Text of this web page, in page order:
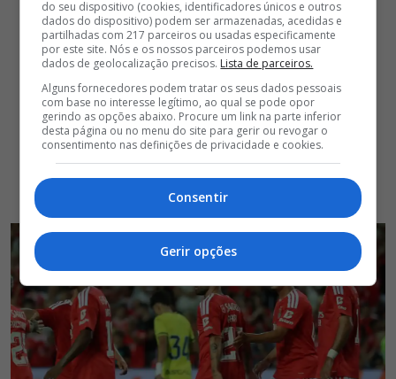
do seu dispositivo (cookies, identificadores únicos e outros
dados do dispositivo) podem ser armazenadas, acedidas e
partilhadas com 217 parceiros ou usadas especificamente
por este site. Nós e os nossos parceiros podemos usar
dados de geolocalização precisos. Lista de parceiros.
Alguns fornecedores podem tratar os seus dados pessoais
com base no interesse legítimo, ao qual se pode opor
gerindo as opções abaixo. Procure um link na parte inferior
desta página ou no menu do site para gerir ou revogar o
consentimento nas definições de privacidade e cookies.
Consentir
Gerir opções